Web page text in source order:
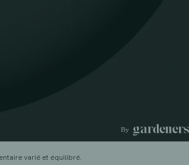
varié et équilibré.